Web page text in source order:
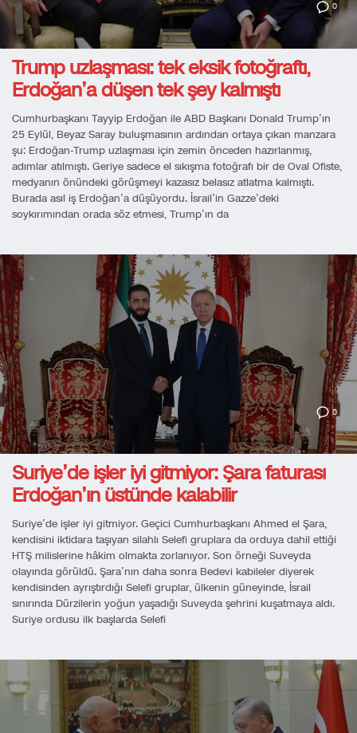
0
Trump uzlaşması: tek eksik fotoğraftı,
Erdoğan’a düşen tek şey kalmıştı
Cumhurbaşkanı Tayyip Erdoğan ile ABD Başkanı Donald Trump’ın
25 Eylül, Beyaz Saray buluşmasının ardından ortaya çıkan manzara
şu: Erdoğan-Trump uzlaşması için zemin önceden hazırlanmış,
adımlar atılmıştı. Geriye sadece el sıkışma fotoğrafı bir de Oval Ofiste,
medyanın önündeki görüşmeyi kazasız belasız atlatma kalmıştı.
Burada asıl iş Erdoğan’a düşüyordu. İsrail’in Gazze’deki
soykırımından orada söz etmesi, Trump’ın da
0
Suriye’de işler iyi gitmiyor: Şara faturası
Erdoğan’ın üstünde kalabilir
Suriye’de işler iyi gitmiyor. Geçici Cumhurbaşkanı Ahmed el Şara,
kendisini iktidara taşıyan silahlı Selefi gruplara da orduya dahil ettiği
HTŞ milislerine hâkim olmakta zorlanıyor. Son örneği Suveyda
olayında görüldü. Şara’nın daha sonra Bedevi kabileler diyerek
kendisinden ayrıştırdığı Selefi gruplar, ülkenin güneyinde, İsrail
sınırında Dürzilerin yoğun yaşadığı Suveyda şehrini kuşatmaya aldı.
Suriye ordusu ilk başlarda Selefi